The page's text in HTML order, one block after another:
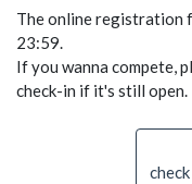
The online registration
23:59.
If you wanna compete,
check-in if it's still open.